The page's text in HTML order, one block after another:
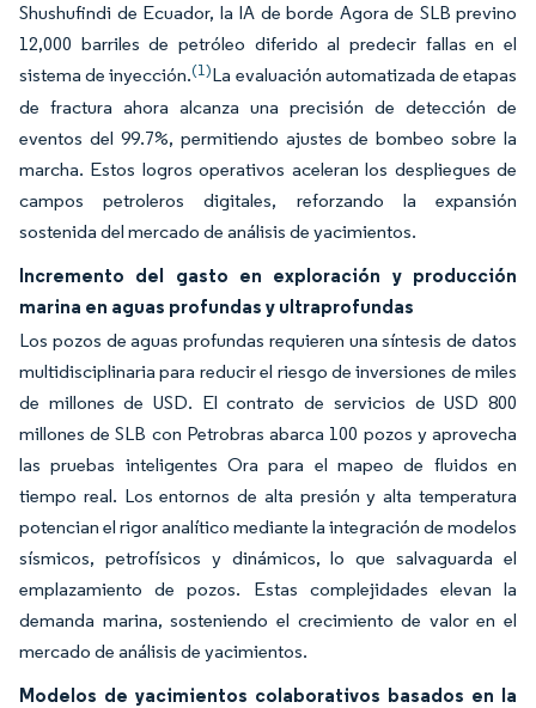
Shushufindi de Ecuador, la IA de borde Agora de SLB previno
12,000 barriles de petróleo diferido al predecir fallas en el
sistema de inyección.(1)La evaluación automatizada de etapas
de fractura ahora alcanza una precisión de detección de
eventos del 99.7%, permitiendo ajustes de bombeo sobre la
marcha. Estos logros operativos aceleran los despliegues de
campos petroleros digitales, reforzando la expansión
sostenida del mercado de análisis de yacimientos.
Incremento del gasto en exploración y producción
marina en aguas profundas y ultraprofundas
Los pozos de aguas profundas requieren una síntesis de datos
multidisciplinaria para reducir el riesgo de inversiones de miles
de millones de USD. El contrato de servicios de USD 800
millones de SLB con Petrobras abarca 100 pozos y aprovecha
las pruebas inteligentes Ora para el mapeo de fluidos en
tiempo real. Los entornos de alta presión y alta temperatura
potencian el rigor analítico mediante la integración de modelos
sísmicos, petrofísicos y dinámicos, lo que salvaguarda el
emplazamiento de pozos. Estas complejidades elevan la
demanda marina, sosteniendo el crecimiento de valor en el
mercado de análisis de yacimientos.
Modelos de yacimientos colaborativos basados en la